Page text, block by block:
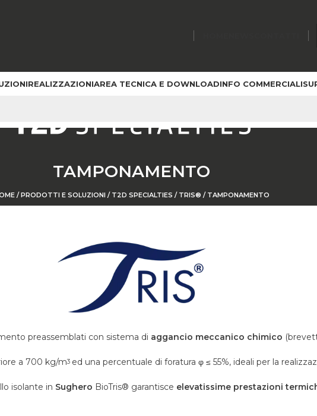
REALIZZAZIONIAREA TECNICA E DOWNLOADINFO COMMERCIALI
TAMPONAMENTO
/PRODOTTI E SOLUZIONI / T2D SPECIALTIES / TRIS® / TAMPONAMENTO
preassemblati con sistema di aggancio meccanico chimico
a 700 kg/m3 ed una percentuale di foratura φ ≤ 55%, ideali per la
isolante in Sughero BioTris® garantisce elevatissime prestazioni